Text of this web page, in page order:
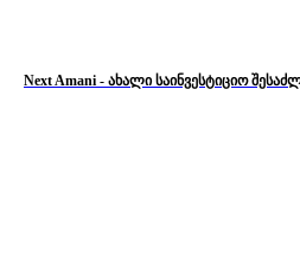
Next Amani - ახალი საინვესტიციო